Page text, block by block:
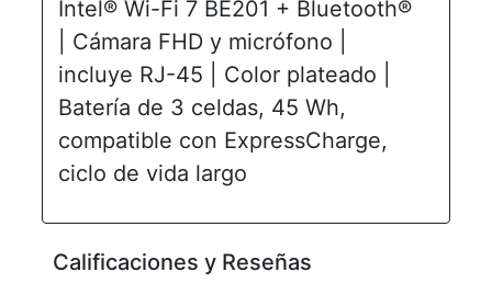
Intel® Wi-Fi 7 BE201 + Bluetooth®
| Cámara FHD y micrófono |
incluye RJ-45 | Color plateado |
Batería de 3 celdas, 45 Wh,
compatible con ExpressCharge,
ciclo de vida largo
Calificaciones y Reseñas